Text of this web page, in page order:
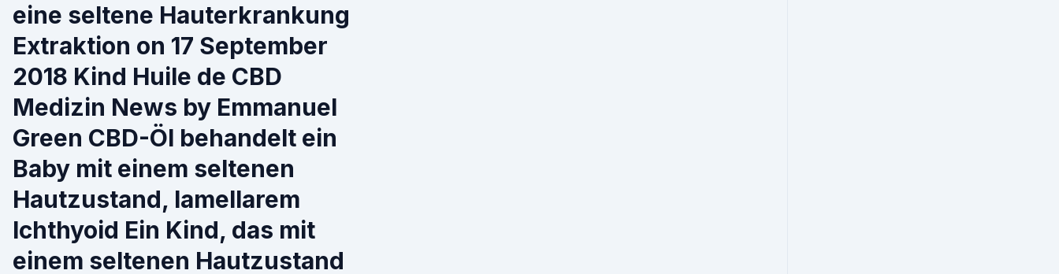
eine seltene Hauterkrankung
Extraktion on 17 September
2018 Kind Huile de CBD
Medizin News by Emmanuel
Green CBD-Öl behandelt ein
Baby mit einem seltenen
Hautzustand, lamellarem
Ichthyoid Ein Kind, das mit
einem seltenen Hautzustand